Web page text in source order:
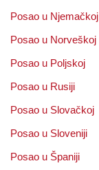
Posao u Njemačkoj
Posao u Norveškoj
Posao u Poljskoj
Posao u Rusiji
Posao u Slovačkoj
Posao u Sloveniji
Posao u Španiji